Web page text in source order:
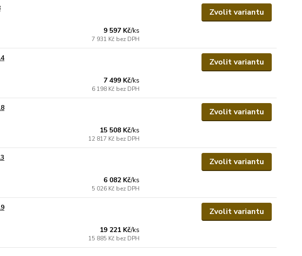
9 597 Kč/ks
7 931 Kč bez DPH
Zvolit variantu
7 499 Kč/ks
6 198 Kč bez DPH
Zvolit variantu
15 508 Kč/ks
12 817 Kč bez DPH
Zvolit variantu
6 082 Kč/ks
5 026 Kč bez DPH
Zvolit variantu
19 221 Kč/ks
15 885 Kč bez DPH
Zvolit variantu